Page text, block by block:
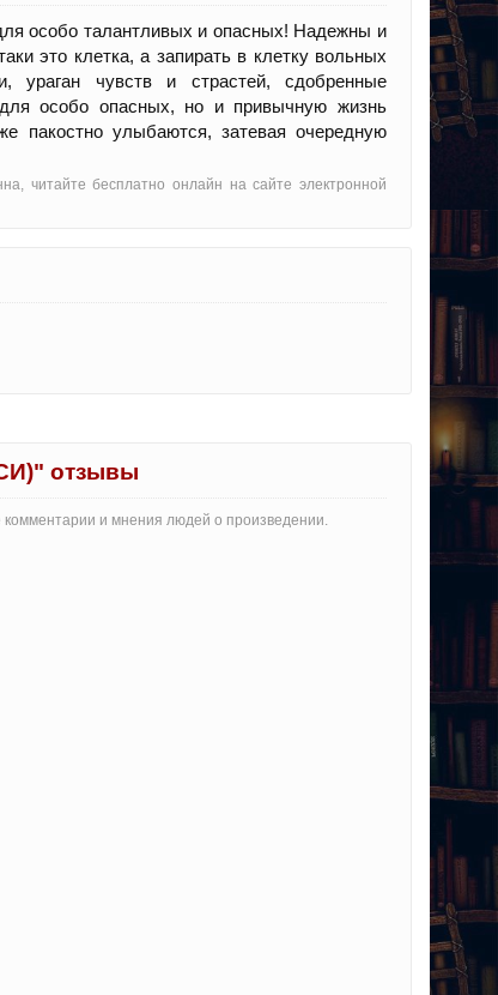
особо талантливых и опасных! Надежны и
это клетка, а запирать в клетку вольных
ураган чувств и страстей, сдобренные
особо опасных, но и привычную жизнь
пакостно улыбаются, затевая очередную
читайте бесплатно онлайн на сайте электронной
отзывы
и мнения людей о произведении.